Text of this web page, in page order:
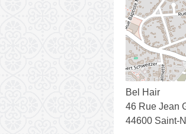
Bel Hair
46 Rue Jean
44600 Saint-